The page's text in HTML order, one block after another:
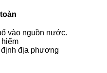
vào nguồn nước.
hiểm
địa phương